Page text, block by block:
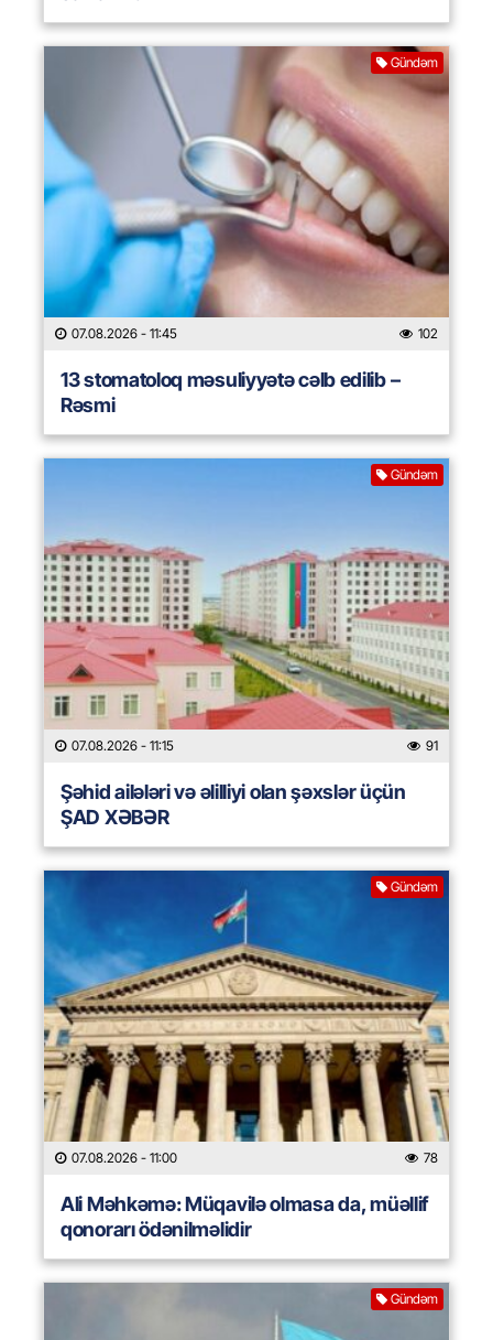
Gündəm
07.08.2026 - 11:45 102
13 stomatoloq məsuliyyətə cəlb edilib –
Rəsmi
Gündəm
07.08.2026 - 11:15 91
Şəhid ailələri və əlilliyi olan şəxslər üçün
ŞAD XƏBƏR
Gündəm
07.08.2026 - 11:00 78
Ali Məhkəmə: Müqavilə olmasa da, müəllif
qonorarı ödənilməlidir
Gündəm